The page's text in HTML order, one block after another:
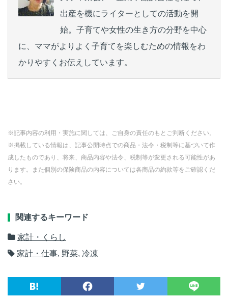
出産を機にライターとしての活動を開
始。子育てや女性の生き方の分野を中心
に、ママがよりよく子育てを楽しむための情報をわ
かりやすくお伝えしています。
※記事内容の利用・実施に関しては、ご自身の責任のもとご判断ください。
※掲載している情報は、記事公開時点での商品・法令・税制等に基づいて作
成したものであり、将来、商品内容や法令、税制等が変更される可能性があ
ります。また個別の保険商品の内容については各商品の約款等をご確認くだ
さい。
関連するキーワード
家計・くらし
家計・仕事, 野菜, 冷凍